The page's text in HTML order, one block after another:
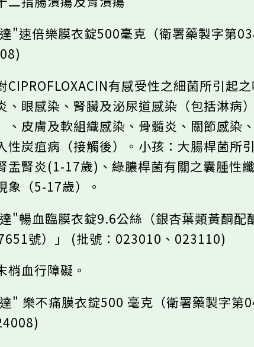
二指腸潰瘍及胃潰瘍
"速倍樂膜衣錠500毫克（衛署藥製字第
CIPROFLOXACIN有感受性之細菌所引起
、眼感染、腎臟及泌尿道感染（包括淋病
、皮膚及軟組織感染、骨髓炎、關節感染
性炭疽病（接觸後）。小孩：大腸桿菌所
盂腎炎(1-17歲)、綠膿桿菌有關之囊腫性
象（5-17歲）。
"暢血臨膜衣錠9.6公絲（銀杏葉類黃酮配
號）」 (批號：023010、023110)
梢血行障礙。
" 樂不痛膜衣錠500 毫克（衛署藥製字第